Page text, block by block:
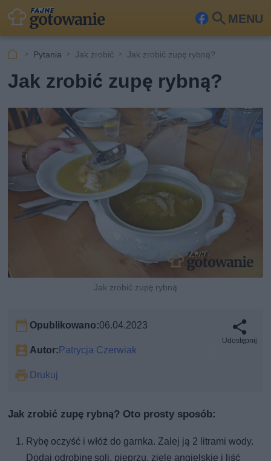
MENU
Fa
ook
Szu
kaj
Pytania Jak zrobić Jak zrobić zupę rybną?
Jak zrobić zupę rybną?
Jak zrobić zupę rybną
Opublikowano:06.04.2023
Autor:Patrycja Czerwiak
Drukuj
Udostępnij
Jak zrobić zupę rybną? Oto prosty sposób:
Rybę oczyść i włóż do garnka. Zalej ją 2 litrami wody.
Dodaj odrobinę soli, pieprzu, ziele angielskie i liść